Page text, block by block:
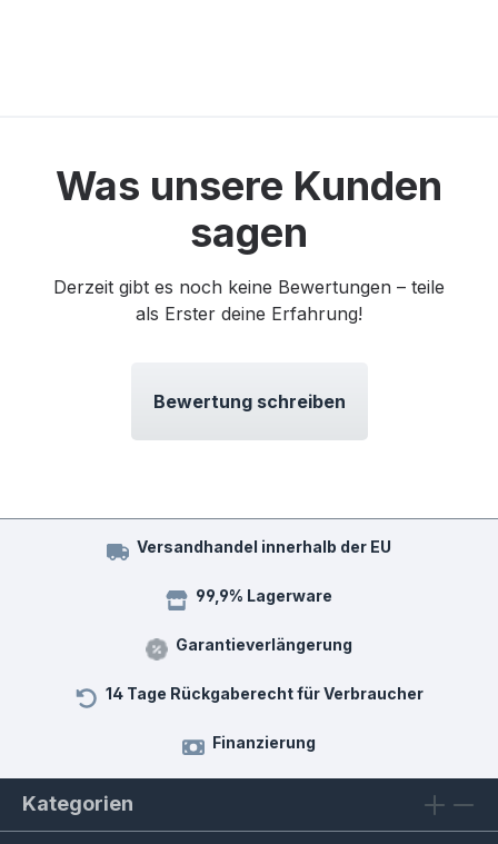
Was unsere Kunden
sagen
Derzeit gibt es noch keine Bewertungen – teile
als Erster deine Erfahrung!
Bewertung schreiben
Versandhandel innerhalb der EU
99,9% Lagerware
Garantieverlängerung
14 Tage Rückgaberecht für Verbraucher
Finanzierung
Kategorien